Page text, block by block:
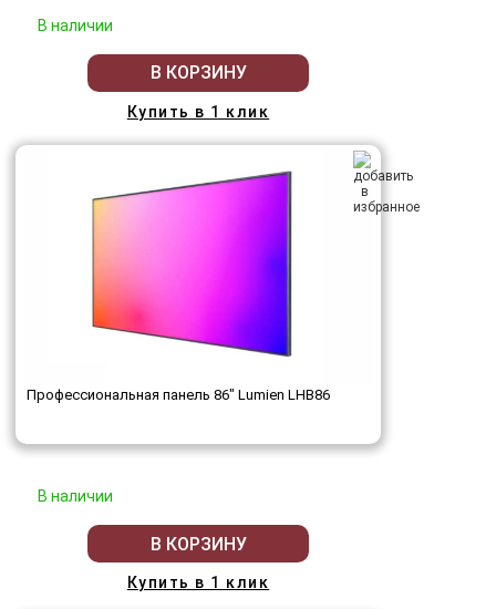
В наличии
В КОРЗИНУ
Купить в 1 клик
Профессиональная панель 86" Lumien LHB86
В наличии
В КОРЗИНУ
Купить в 1 клик